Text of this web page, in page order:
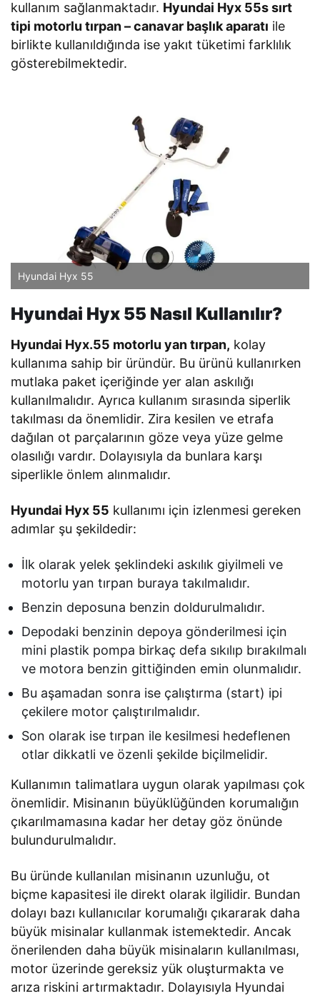
kullanım sağlanmaktadır. Hyundai Hyx 55s sırt
tipi motorlu tırpan – canavar başlık aparatı ile
birlikte kullanıldığında ise yakıt tüketimi farklılık
gösterebilmektedir.
Hyundai Hyx 55
Hyundai Hyx 55 Nasıl Kullanılır?
Hyundai Hyx.55 motorlu yan tırpan, kolay
kullanıma sahip bir üründür. Bu ürünü kullanırken
mutlaka paket içeriğinde yer alan askılığı
kullanılmalıdır. Ayrıca kullanım sırasında siperlik
takılması da önemlidir. Zira kesilen ve etrafa
dağılan ot parçalarının göze veya yüze gelme
olasılığı vardır. Dolayısıyla da bunlara karşı
siperlikle önlem alınmalıdır.
Hyundai Hyx 55 kullanımı için izlenmesi gereken
adımlar şu şekildedir:
İlk olarak yelek şeklindeki askılık giyilmeli ve
motorlu yan tırpan buraya takılmalıdır.
Benzin deposuna benzin doldurulmalıdır.
Depodaki benzinin depoya gönderilmesi için
mini plastik pompa birkaç defa sıkılıp bırakılmalı
ve motora benzin gittiğinden emin olunmalıdır.
Bu aşamadan sonra ise çalıştırma (start) ipi
çekilere motor çalıştırılmalıdır.
Son olarak ise tırpan ile kesilmesi hedeflenen
otlar dikkatli ve özenli şekilde biçilmelidir.
Kullanımın talimatlara uygun olarak yapılması çok
önemlidir. Misinanın büyüklüğünden korumalığın
çıkarılmamasına kadar her detay göz önünde
bulundurulmalıdır.
Bu üründe kullanılan misinanın uzunluğu, ot
biçme kapasitesi ile direkt olarak ilgilidir. Bundan
dolayı bazı kullanıcılar korumalığı çıkararak daha
büyük misinalar kullanmak istemektedir. Ancak
önerilenden daha büyük misinaların kullanılması,
motor üzerinde gereksiz yük oluşturmakta ve
arıza riskini artırmaktadır. Dolayısıyla Hyundai